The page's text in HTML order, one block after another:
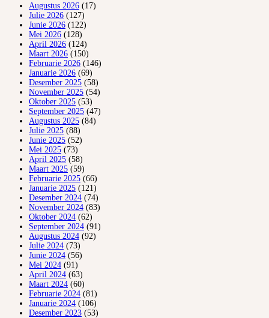
Augustus 2026 (17)
Julie 2026 (127)
Junie 2026 (122)
Mei 2026 (128)
April 2026 (124)
Maart 2026 (150)
Februarie 2026 (146)
Januarie 2026 (69)
Desember 2025 (58)
November 2025 (54)
Oktober 2025 (53)
September 2025 (47)
Augustus 2025 (84)
Julie 2025 (88)
Junie 2025 (52)
Mei 2025 (73)
April 2025 (58)
Maart 2025 (59)
Februarie 2025 (66)
Januarie 2025 (121)
Desember 2024 (74)
November 2024 (83)
Oktober 2024 (62)
September 2024 (91)
Augustus 2024 (92)
Julie 2024 (73)
Junie 2024 (56)
Mei 2024 (91)
April 2024 (63)
Maart 2024 (60)
Februarie 2024 (81)
Januarie 2024 (106)
Desember 2023 (53)